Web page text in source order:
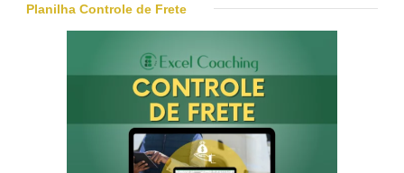
Planilha Controle de Frete